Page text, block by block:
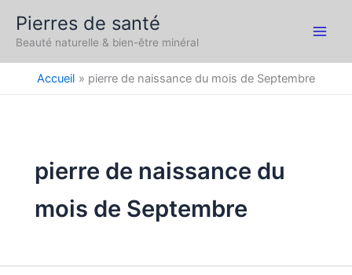
contenu
Pierres de santé
Beauté naturelle & bien-être minéral
Accueil pierre de naissance du mois de Septembre
pierre de naissance du
mois de Septembre